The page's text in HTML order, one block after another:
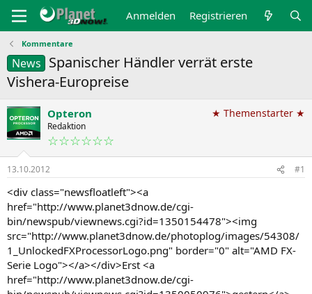
Anmelden Registrieren
Kommentare
News Spanischer Händler verrät erste
Vishera-Europreise
Opteron
Redaktion
☆☆☆☆☆☆
★ Themenstarter ★
13.10.2012 #1
<div class="newsfloatleft"><a
href="http://www.planet3dnow.de/cgi-
bin/newspub/viewnews.cgi?id=1350154478"><img
src="http://www.planet3dnow.de/photoplog/images/54308/
1_UnlockedFXProcessorLogo.png" border="0" alt="AMD FX-
Serie Logo"></a></div>Erst <a
href="http://www.planet3dnow.de/cgi-